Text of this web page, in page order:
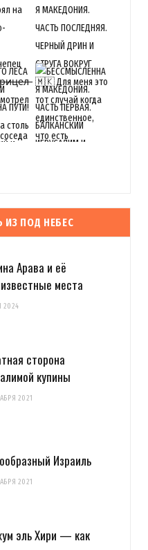
ИЗ ПОД НЕБЕС
Арава и её
места
2024
сторона
купины
2021
Израиль
2021
эль Хири — как